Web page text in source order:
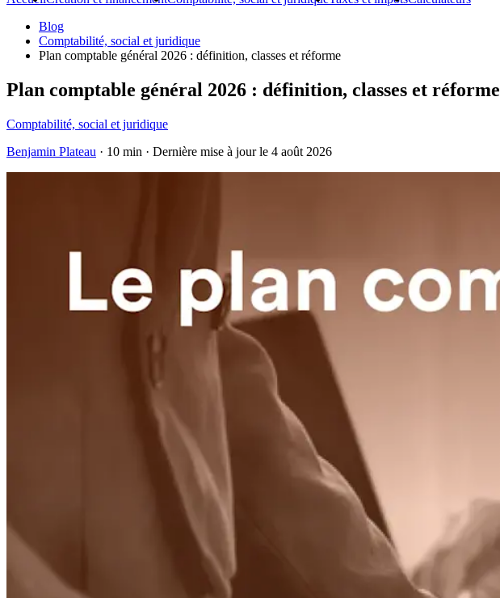
Blog
Comptabilité, social et juridique
Plan comptable général 2026 : définition, classes et réforme
Plan comptable général 2026 : définition, classes et réforme
Comptabilité, social et juridique
Benjamin Plateau · 10 min · Dernière mise à jour le 4 août 2026